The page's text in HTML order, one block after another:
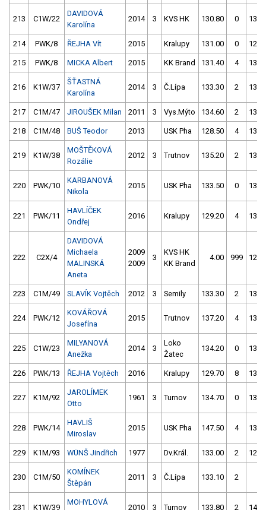
213 C1W/22
DAVIDOVÁ
Karolína
2014 3 KVS HK 130.80 0
214 PWK/8 ŘEJHA Vít 2015 Kralupy 131.00 0
215 PWK/8 MICKA Albert 2015 KK Brand 131.40 4
216 K1W/37
ŠŤASTNÁ
Karolína
2014 3 Č.Lípa 133.30 2
217 C1M/47 JIROUŠEK Milan 2011 3 Vys.Mýto 134.60 2
218 C1M/48 BUŠ Teodor 2013 USK Pha 128.50 4
219 K1W/38
MOŠTĚKOVÁ
Rozálie
2012 3 Trutnov 135.20 2
220 PWK/10
KARBANOVÁ
Nikola
2015 USK Pha 133.50 0
221 PWK/11
HAVLÍČEK
Ondřej
2016 Kralupy 129.20 4
222 C2X/4
DAVIDOVÁ
Michaela
MALINSKÁ
Aneta
2009
2009
3
KVS HK
KK Brand
4.00 999
223 C1M/49 SLAVÍK Vojtěch 2012 3 Semily 133.30 2
224 PWK/12
KOVÁŘOVÁ
Josefína
2015 Trutnov 137.20 4
225 C1W/23
MILYANOVÁ
Anežka
2014 3
Loko
Žatec
134.20 0
226 PWK/13 ŘEJHA Vojtěch 2016 Kralupy 129.70 8
227 K1M/92
JAROLÍMEK
Otto
1961 3 Turnov 134.70 0
228 PWK/14
HAVLIŠ
Miroslav
2015 USK Pha 147.50 4
229 K1M/93 WÜNŠ Jindřich 1977 Dv.Král. 133.00 2
230 C1M/50
KOMÍNEK
Štěpán
2011 3 Č.Lípa 133.10 2
231 K1W/39
MOHYLOVÁ
2010 3 Turnov 133.80 2